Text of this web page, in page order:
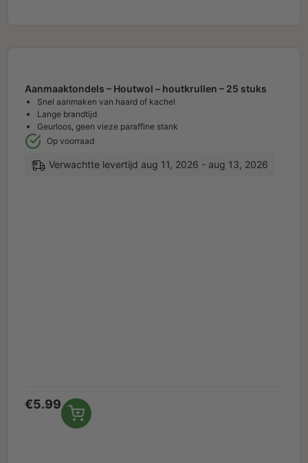
Aanmaaktondels – Houtwol – houtkrullen – 25 stuks
Snel aanmaken van haard of kachel
Lange brandtijd
Geurloos, geen vieze paraffine stank
Op voorraad
Verwachtte levertijd aug 11, 2026 - aug 13, 2026
€5.99